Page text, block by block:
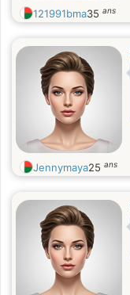
121991bma35 ans
Jennymaya25 ans